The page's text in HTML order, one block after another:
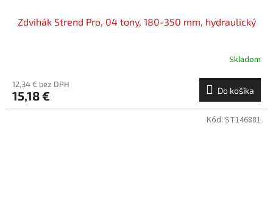
Zdvihák Strend Pro, 04 tony, 180-350 mm, hydraulický
Skladom
12,34 € bez DPH
15,18 € Do košíka
Kód: ST146881